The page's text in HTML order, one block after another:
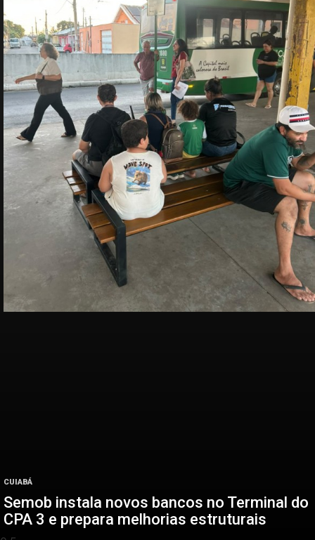
CUIABÁ
Semob instala novos bancos no Terminal do
CPA 3 e prepara melhorias estruturais